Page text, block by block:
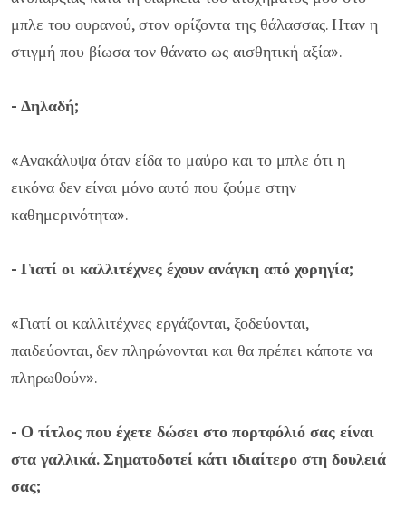
μπλε του ουρανού, στον ορίζοντα της θάλασσας. Ηταν η
στιγμή που βίωσα τον θάνατο ως αισθητική αξία».
- Δηλαδή;
«Ανακάλυψα όταν είδα το μαύρο και το μπλε ότι η
εικόνα δεν είναι μόνο αυτό που ζούμε στην
καθημερινότητα».
- Γιατί οι καλλιτέχνες έχουν ανάγκη από χορηγία;
«Γιατί οι καλλιτέχνες εργάζονται, ξοδεύονται,
παιδεύονται, δεν πληρώνονται και θα πρέπει κάποτε να
πληρωθούν».
- Ο τίτλος που έχετε δώσει στο πορτφόλιό σας είναι
στα γαλλικά. Σηματοδοτεί κάτι ιδιαίτερο στη δουλειά
σας;